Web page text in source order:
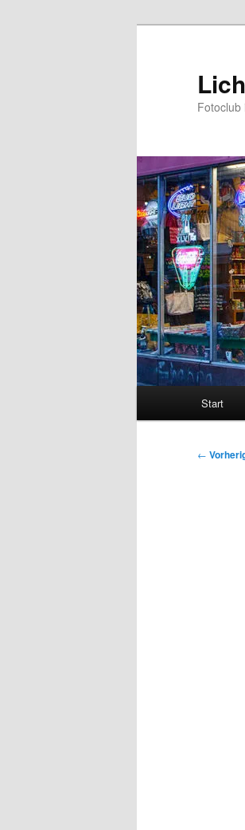
Fotoclub
Start
←